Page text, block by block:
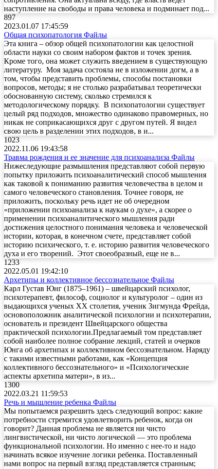
наступление на свободы и права человека и подминает под...
897
2023.01.07 17:45:59
Общая психопатология Файлы
Эта книга – обзор общей психопатологии как целостной
области науки со своим набором фактов и точек зрения.
Кроме того, она может служить введением в существующую
литературу. Моя задача состояла не в изложении догм, а в
том, чтобы представить проблемы, способы постановки
вопросов, методы; я не столько разрабатывал теоретически
обоснованную систему, сколько стремился к
методологическому порядку. В психопатологии существует
целый ряд подходов, множество одинаково правомерных, но
никак не соприкасающихся друг с другом путей. Я видел
свою цель в разделении этих подходов, в и...
1023
2022.11.06 19:43:58
Травма рождения и ее значение для психоанализа Файлы
Нижеследующие размышления представляют собой первую
попытку приложить психоаналитический способ мышления
как таковой к пониманию развития человечества в целом и
самого человеческого становления. Точнее говоря, не
приложить, поскольку речь идет не об очередном
«приложении психоанализа к наукам о духе», а скорее о
применении психоаналитического мышления ради
достижения целостного понимания человека и человеческой
истории, которая, в конечном счете, представляет собой
историю психического, т. е. историю развития человеческого
духа и его творений. Этот своеобразный, еще не в...
1233
2022.05.01 19:42:10
Архетипы и коллективное бессознательное Файлы
Карл Густав Юнг (1875–1961) – швейцарский психолог,
психотерапевт, философ, социолог и культуролог – один из
выдающихся ученых ХХ столетия, ученик Зигмунда Фрейда,
основоположник аналитической психологии и психотерапии,
основатель и президент Швейцарского общества
практической психологии.Предлагаемый том представляет
собой наиболее полное собрание лекций, статей и очерков
Юнга об архетипах и коллективном бессознательном. Наряду
с такими известными работами, как «Концепция
коллективного бессознательного» и «Психологические
аспекты архетипа матери», в из...
1300
2022.03.21 11:59:53
Речь и мышление ребенка Файлы
Мы попытаемся разрешить здесь следующий вопрос: какие
потребности стремится удовлетворить ребенок, когда он
говорит? Данная проблема не является ни чисто
лингвистической, ни чисто логической — это проблема
функциональной психологии. Но именно с нее-то и надо
начинать всякое изучение логики ребенка. Поставленный
нами вопрос на первый взгляд представляется странным;